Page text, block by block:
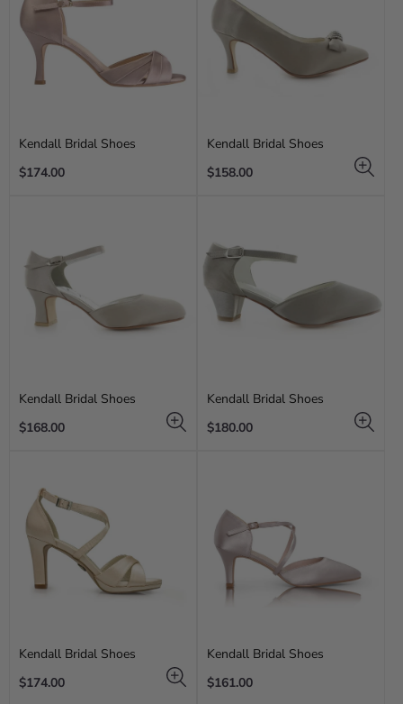
Kendall Bridal Shoes
Regular
$174.00
Kendall Bridal Shoes
Regular
$158.00
Kendall Bridal Shoes
Regular
$168.00
Kendall Bridal Shoes
Regular
$180.00
Kendall Bridal Shoes
Regular
$174.00
Kendall Bridal Shoes
Regular
$161.00